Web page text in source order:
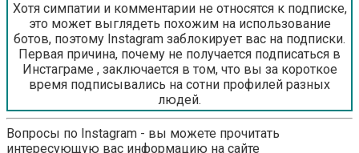
Хотя симпатии и комментарии не относятся к подписке,
это может выглядеть похожим на использование
ботов, поэтому Instagram заблокирует вас на подписки.
Первая причина, почему не получается подписаться в
Инстаграме , заключается в том, что вы за короткое
время подписывались на сотни профилей разных
людей.
Вопросы по Instagram - вы можете прочитать
интересующую вас информацию на сайте